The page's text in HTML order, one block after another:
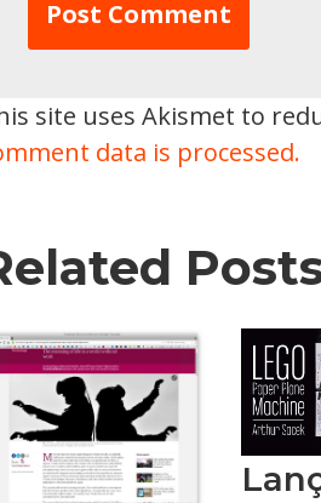
site uses Akismet to
data is processed.